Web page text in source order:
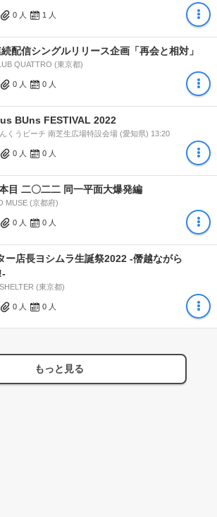
0 人 1 人
配信シングルリリース企画「再会と相対」
QUATTRO (東京都)
0 人 0 人
BUns FESTIVAL 2022
くうビーチ 南芝生広場特設会場 (愛知県) 13:20
0 人 0 人
目 二〇二二 同一平面大爆発編
MUSE (京都府)
0 人 0 人
ー店長ヨシムラ生誕祭2022 -僭越ながら
(東京都)
0 人 0 人
もっと見る